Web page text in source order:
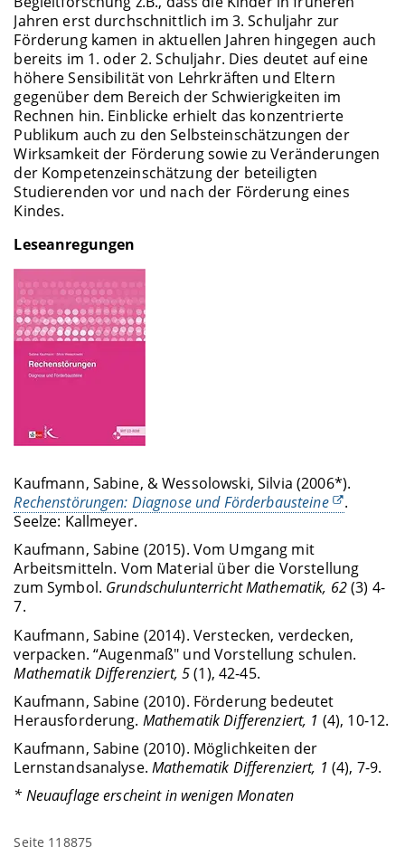
Jahren erst durchschnittlich im 3. Schuljahr zur
Förderung kamen in aktuellen Jahren hingegen auch
bereits im 1. oder 2. Schuljahr. Dies deutet auf eine
höhere Sensibilität von Lehrkräften und Eltern
gegenüber dem Bereich der Schwierigkeiten im
Rechnen hin. Einblicke erhielt das konzentrierte
Publikum auch zu den Selbsteinschätzungen der
Wirksamkeit der Förderung sowie zu Veränderungen
der Kompetenzeinschätzung der beteiligten
Studierenden vor und nach der Förderung eines
Kindes.
Leseanregungen
Kaufmann, Sabine, & Wessolowski, Silvia (2006*).
Rechenstörungen: Diagnose und Förderbausteine
.
Seelze: Kallmeyer.
Kaufmann, Sabine (2015). Vom Umgang mit
Arbeitsmitteln. Vom Material über die Vorstellung
zum Symbol. Grundschulunterricht Mathematik, 62(3) 4-
7.
Kaufmann, Sabine (2014). Verstecken, verdecken,
verpacken. “Augenmaß" und Vorstellung schulen.
Mathematik Differenziert, 5(1), 42-45.
Kaufmann, Sabine (2010). Förderung bedeutet
Herausforderung. Mathematik Differenziert, 1 (4), 10-12.
Kaufmann, Sabine (2010). Möglichkeiten der
Lernstandsanalyse.Mathematik Differenziert, 1 (4), 7-9.
* Neuauflage erscheint in wenigen Monaten
Seite 118875